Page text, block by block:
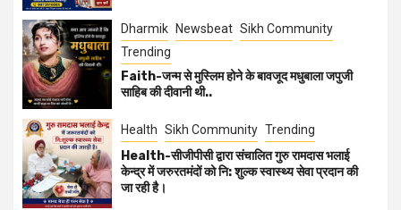
Dharmik Newsbeat Sikh Community
Trending
Faith-जन्म से मुस्लिम होने के बावजूद मधुबाला जपुजी
साहिब की दीवानी थी..
Health Sikh Community Trending
Health-सीजीपीसी द्वारा संचालित गुरु रामदास भलाई
केन्द्र में जरुरतमंदों को नि: शुल्क स्वास्थ्य सेवा प्रदान की
जा रही है।